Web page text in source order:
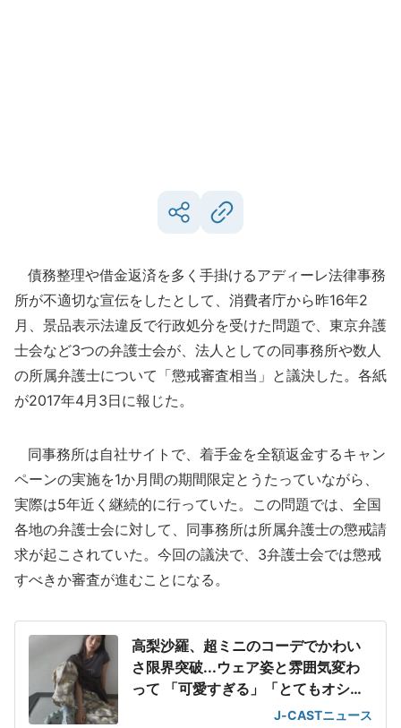
債務整理や借金返済を多く手掛けるアディーレ法律事務
所が不適切な宣伝をしたとして、消費者庁から昨16年2
月、景品表示法違反で行政処分を受けた問題で、東京弁護
士会など3つの弁護士会が、法人としての同事務所や数人
の所属弁護士について「懲戒審査相当」と議決した。各紙
が2017年4月3日に報じた。
同事務所は自社サイトで、着手金を全額返金するキャン
ペーンの実施を1か月間の期間限定とうたっていながら、
実際は5年近く継続的に行っていた。この問題では、全国
各地の弁護士会に対して、同事務所は所属弁護士の懲戒請
求が起こされていた。今回の議決で、3弁護士会では懲戒
すべきか審査が進むことになる。
高梨沙羅、超ミニのコーデでかわい
さ限界突破...ウェア姿と雰囲気変わ
って 「可愛すぎる」「とてもオシャ
J-CASTニュース